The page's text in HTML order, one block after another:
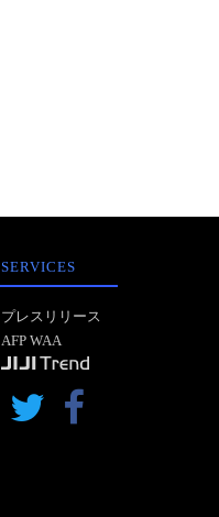
SERVICES
プレスリリース
AFP WAA